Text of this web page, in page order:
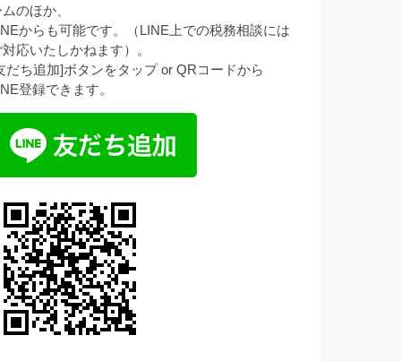
のほか、
からも可能です。（LINE上での税務相談には
応いたしかねます）。
だち追加]ボタンをタップ or QRコードから
登録できます。